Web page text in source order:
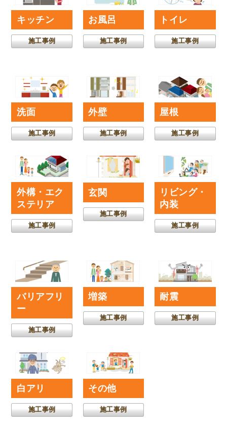
キッチン
施工事例
お風呂
施工事例
トイレ
施工事例
洗面
施工事例
外壁
施工事例
屋根
施工事例
外構・エク
ステリア
施工事例
玄関
施工事例
リビング・
内装
施工事例
バリアフリ
ー
施工事例
増築
施工事例
耐震
施工事例
白アリ
施工事例
その他
施工事例